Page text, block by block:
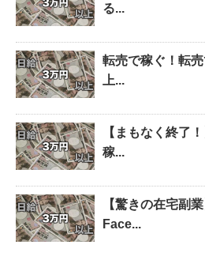
る...
転売で稼ぐ！転
上...
【まもなく終了
稼...
【驚きの在宅副
Face...